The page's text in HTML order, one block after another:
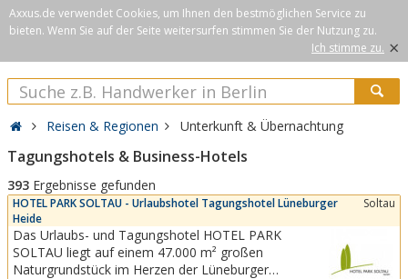
Axxus.de verwendet Cookies, um Ihnen den bestmöglichen Service zu
bieten. Wenn Sie auf der Seite weitersurfen stimmen Sie der Nutzung zu.
Ich stimme zu. ×
Reisen & Regionen Unterkunft & Übernachtung
Tagungshotels & Business-Hotels
393 Ergebnisse gefunden
HOTEL PARK SOLTAU - Urlaubshotel Tagungshotel Lüneburger
Heide
Soltau
Das Urlaubs- und Tagungshotel HOTEL PARK
SOLTAU liegt auf einem 47.000 m² großen
Naturgrundstück im Herzen der Lüneburger